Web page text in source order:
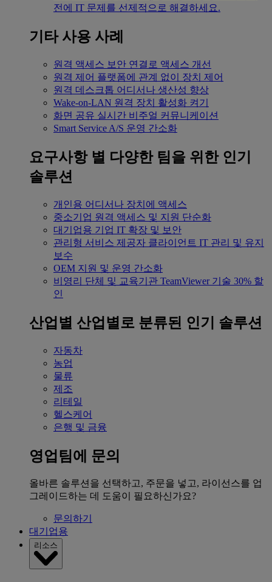
전에 IT 문제를 선제적으로 해결하세요.
기타 사용 사례
원격 액세스 보안 연결로 액세스 개선
원격 제어 플랫폼에 관계 없이 장치 제어
원격 데스크톱 어디서나 생산성 향상
Wake-on-LAN 원격 장치 활성화 켜기
화면 공유 실시간 비주얼 커뮤니케이션
Smart Service A/S 운영 간소화
요구사항 별 다양한 팀을 위한 인기
솔루션
개인용 어디서나 장치에 액세스
중소기업 원격 액세스 및 지원 단순화
대기업용 기업 IT 확장 및 보안
관리형 서비스 제공자 클라이언트 IT 관리 및 유지
보수
OEM 지원 및 운영 간소화
비영리 단체 및 교육기관 TeamViewer 기술 30% 할
인
산업별 산업별로 분류된 인기 솔루션
자동차
농업
물류
제조
리테일
헬스케어
은행 및 금융
영업팀에 문의
올바른 솔루션을 선택하고, 주문을 넣고, 라이선스를 업
그레이드하는 데 도움이 필요하신가요?
문의하기
대기업용
리소스